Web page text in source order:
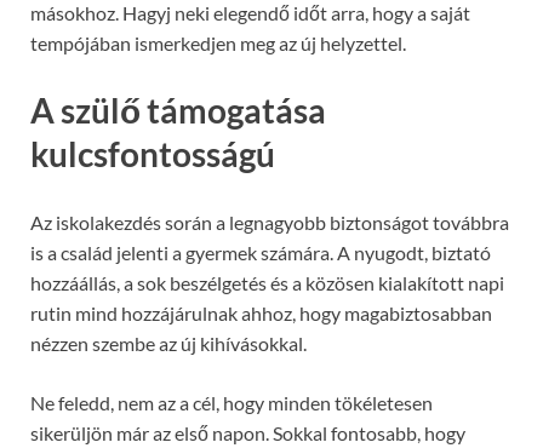
másokhoz. Hagyj neki elegendő időt arra, hogy a saját
tempójában ismerkedjen meg az új helyzettel.
A szülő támogatása
kulcsfontosságú
Az iskolakezdés során a legnagyobb biztonságot továbbra
is a család jelenti a gyermek számára. A nyugodt, biztató
hozzáállás, a sok beszélgetés és a közösen kialakított napi
rutin mind hozzájárulnak ahhoz, hogy magabiztosabban
nézzen szembe az új kihívásokkal.
Ne feledd, nem az a cél, hogy minden tökéletesen
sikerüljön már az első napon. Sokkal fontosabb, hogy